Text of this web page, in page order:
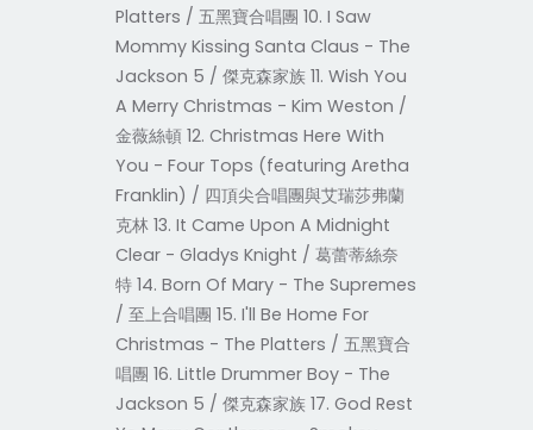
Platters / 五黑寶合唱團 10. I Saw
Mommy Kissing Santa Claus - The
Jackson 5 / 傑克森家族 11. Wish You
A Merry Christmas - Kim Weston /
金薇絲頓 12. Christmas Here With
You - Four Tops (featuring Aretha
Franklin) / 四頂尖合唱團與艾瑞莎弗蘭
克林 13. It Came Upon A Midnight
Clear - Gladys Knight / 葛蕾蒂絲奈
特 14. Born Of Mary - The Supremes
/ 至上合唱團 15. I'll Be Home For
Christmas - The Platters / 五黑寶合
唱團 16. Little Drummer Boy - The
Jackson 5 / 傑克森家族 17. God Rest